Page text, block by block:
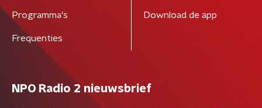
Programma's
Frequenties
Download de app
NPO Radio 2 nieuwsbrief